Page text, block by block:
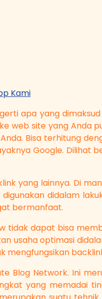
Kami
apa yang
web site yang Anda
Bisa terhitung
Google. Dilihat
yang lainnya. Di
didalam
bermanfaat.
tidak dapat bisa
usaha optimasi
mengfungsikan
Blog Network. Ini
yang memadai